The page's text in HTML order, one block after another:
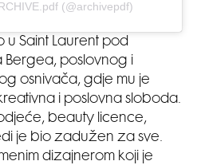
(@archivepdf)
u Saint Laurent pod
Bergea, poslovnog i
osnivača, gdje mu je
i poslovna sloboda.
beauty licence,
je bio zadužen za sve.
dizajnerom koji je